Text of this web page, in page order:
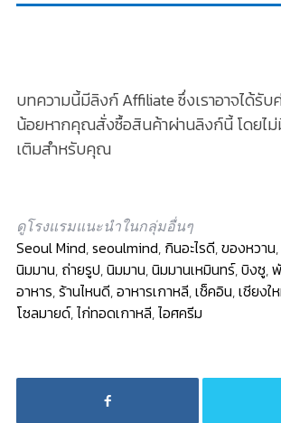
บทความนี้มีลิงก์ Affiliate ซึ่งเราอาจได้รั
น้อยหากคุณสั่งซื้อสินค้าผ่านลิงก์นี้ โดยไม่
เติมสำหรับคุณ
ดูโรงแรมแนะนำในกลุ่มอื่นๆ
Seoul Mind,seoulmind, กินอะไรดี,ของหวาน,
นิมมาน, ถ่ายรูป,นิมมาน,นิมมานเหมินทร์,บิงซู,
อาหาร,ร้านไหนดี,อาหารเกาหลี,เช็คอิน,เชียงใ
โซลมายด์,ไก่ทอดเกาหลี,ไอศครีม